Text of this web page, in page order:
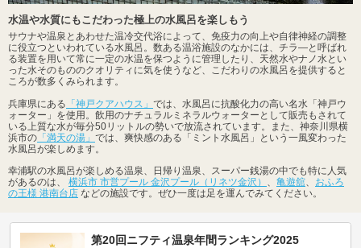
水温や水質にもこだわった極上の水風呂を楽しもう
サウナや温泉とあわせた温冷交代浴によって、免疫力の向上や自律神経の調整
に役立つといわれている水風呂。数ある温浴施設のなかには、チラ―と呼ばれ
る装置を用いて常に一定の水温を保つように管理したり、天然水やナノ水とい
った水そのもののクオリティに気を使うなど、こだわりの水風呂を提供すると
ころが数多くみられます。
兵庫県にある 「神戸クアハウス」 では、水風呂に抗酸化力の高い名水「神戸ウ
ォーター」を使用。飲用のナチュラルミネラルウォーターとして販売もされて
いる上質な水が毎分50リットルの勢いで放流されています。また、神奈川県横
浜市の 「満天の湯」 では、爽快感のある「ミント水風呂」という一風変わった
水風呂が楽しめます。
幸浦駅の水風呂が楽しめる温泉、日帰り温泉、スーパー銭湯の中でも特に人気
があるのは、 横浜市 市営プール 金沢プール（リネツ金沢） 亀遊舘
おふろ
の王様 港南台店 などの施設です。ぜひ一度は足を運んでみてください。
第20回ニフティ温泉年間ランキング2025